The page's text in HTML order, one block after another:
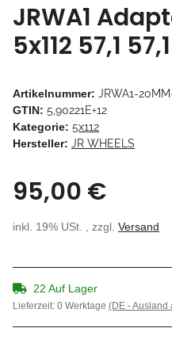
JRWA1
5x112 57,1
Artikelnummer: JRWA1-
GTIN: 5,90221E+12
Kategorie: 5x112
Hersteller: JR WHEELS
95,00 €
inkl. 19% USt. , zzgl. Versand
22 Auf Lager
Lieferzeit: 0 Werktage (DE - Ausland